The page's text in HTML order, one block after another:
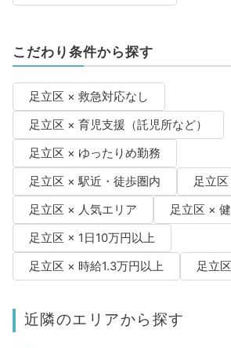
こだわり条件から探す
足立区 × 救急対応なし
足立区 × 育児支援（託児所など）
足立区 × ゆったりめ勤務
足立区 × 駅近・徒歩圏内
足立
足立区 × 人気エリア
足立区 ×
足立区 × 1日10万円以上
足立区 × 時給1.3万円以上
足立
近隣のエリアから探す